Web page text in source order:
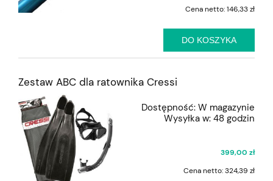
Cena netto:146,33 zł
DO KOSZYKA
Zestaw ABC dla ratownika Cressi
Dostępność: W magazynie
Wysyłka w: 48 godzin
399,00 zł
Cena netto:324,39 zł